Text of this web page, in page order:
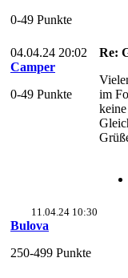
0-49 Punkte
04.04.24 20:02
Camper
0-49 Punkte
Re:
im
11.04.24 10:30
Bulova
250-499 Punkte